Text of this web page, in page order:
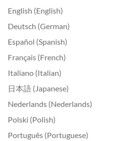
English (English)
Deutsch (German)
Español (Spanish)
Français (French)
Italiano (Italian)
日本語 (Japanese)
Nederlands (Nederlands)
Polski (Polish)
Português (Portuguese)